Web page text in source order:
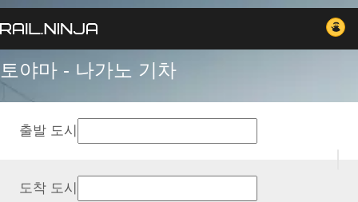
토야마 - 나가노 기차
출발 도시
도착 도시